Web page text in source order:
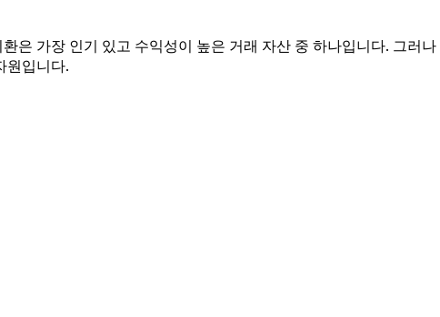
은 가장 인기 있고 수익성이 높은 거래 자산 중 하나입니다. 그러나
원입니다.